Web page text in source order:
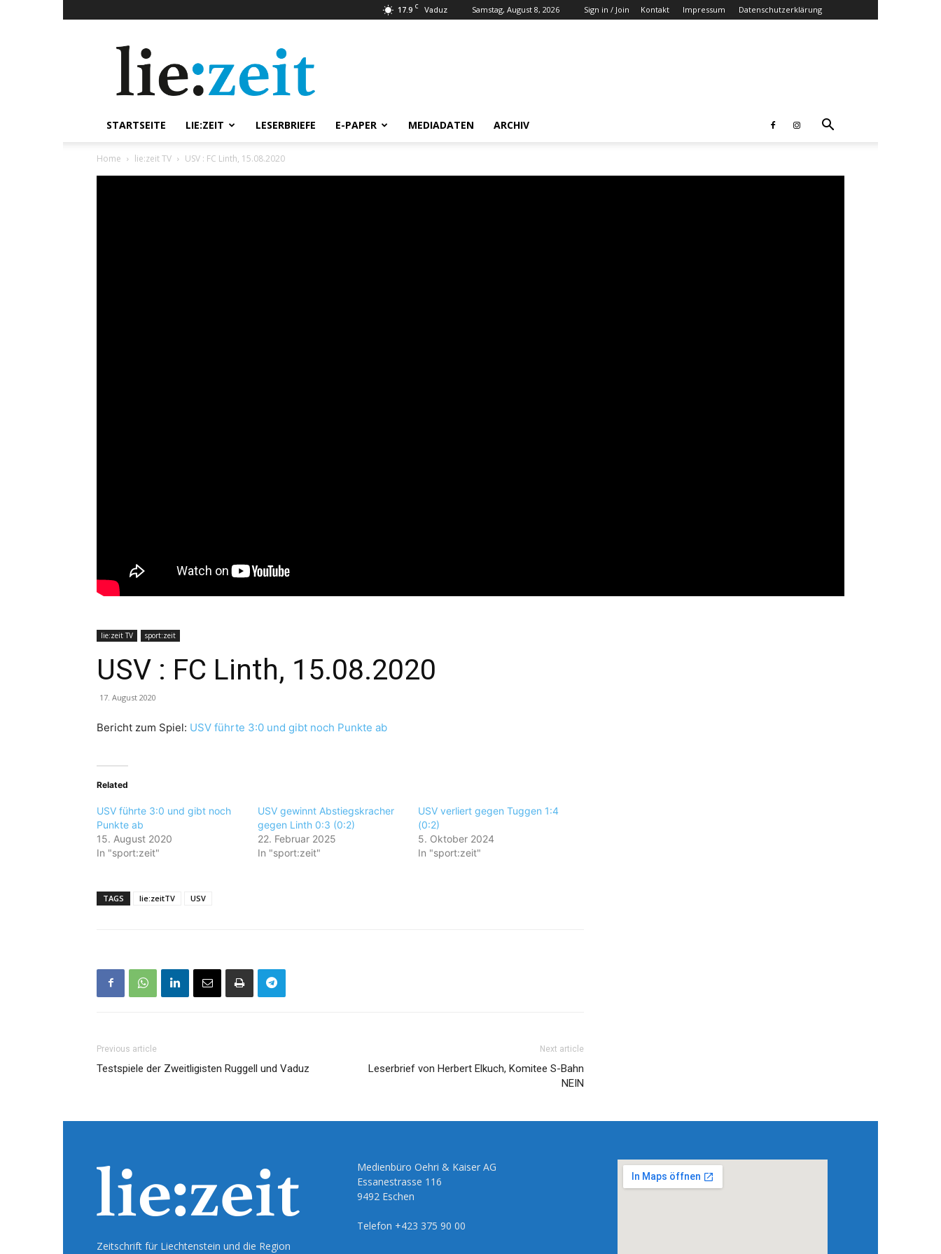
17.9 C Vaduz Samstag, August 8, 2026 Sign in / Join Kontakt Impressum Datenschutzerklärung
STARTSEITE LIE:ZEIT LESERBRIEFE E-PAPER MEDIADATEN ARCHIV
Home lie:zeit TV USV : FC Linth, 15.08.2020
lie:zeit TV sport:zeit
USV : FC Linth, 15.08.2020
17. August 2020
Bericht zum Spiel: USV führte 3:0 und gibt noch Punkte ab
Related
USV führte 3:0 und gibt noch
Punkte ab
15. August 2020
In "sport:zeit"
USV gewinnt Abstiegskracher
gegen Linth 0:3 (0:2)
22. Februar 2025
In "sport:zeit"
USV verliert gegen Tuggen 1:4
(0:2)
5. Oktober 2024
In "sport:zeit"
TAGS lie:zeitTV USV
Previous article
Testspiele der Zweitligisten Ruggell und Vaduz
Next article
Leserbrief von Herbert Elkuch, Komitee S-Bahn
NEIN
Zeitschrift für Liechtenstein und die Region
Medienbüro Oehri & Kaiser AG
Essanestrasse 116
9492 Eschen
Telefon +423 375 90 00